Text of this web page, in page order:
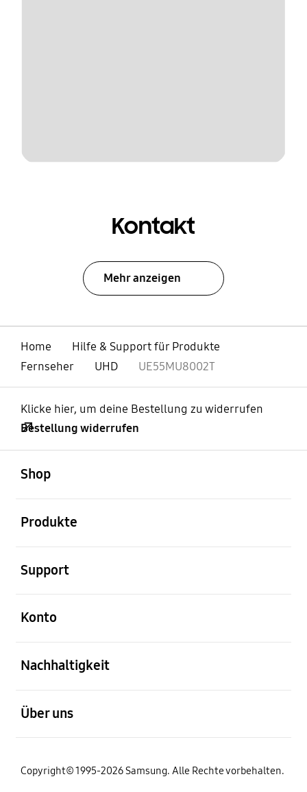
Kontakt
Mehr anzeigen
Home
Hilfe & Support für Produkte
Fernseher
UHD UE55MU8002T
Klicke hier, um deine Bestellung zu widerrufen
Bestellung widerrufen
Shop
Produkte
Support
Konto
Nachhaltigkeit
Über uns
Copyright© 1995-2026 Samsung. Alle Rechte vorbehalten.